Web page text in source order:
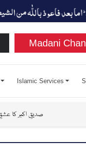
Madani
Islamic Services
صدیقِ اکبر کا